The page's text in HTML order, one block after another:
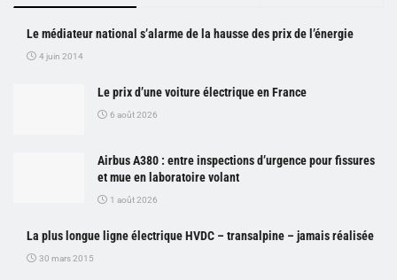
Le médiateur national s’alarme de la hausse des prix de l’énergie
4 juin 2014
Le prix d’une voiture électrique en France
6 août 2026
Airbus A380 : entre inspections d’urgence pour fissures
et mue en laboratoire volant
1 août 2026
La plus longue ligne électrique HVDC – transalpine – jamais réalisée
30 mars 2015